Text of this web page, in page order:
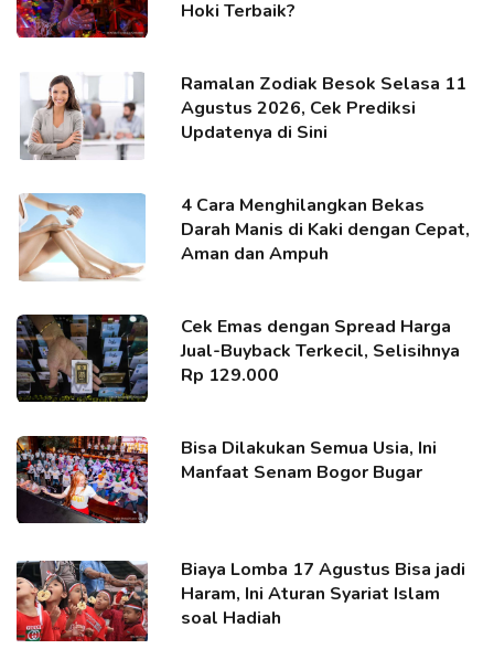
Hoki Terbaik?
Ramalan Zodiak Besok Selasa 11
Agustus 2026, Cek Prediksi
Updatenya di Sini
4 Cara Menghilangkan Bekas
Darah Manis di Kaki dengan Cepat,
Aman dan Ampuh
Cek Emas dengan Spread Harga
Jual-Buyback Terkecil, Selisihnya
Rp 129.000
Bisa Dilakukan Semua Usia, Ini
Manfaat Senam Bogor Bugar
Biaya Lomba 17 Agustus Bisa jadi
Haram, Ini Aturan Syariat Islam
soal Hadiah